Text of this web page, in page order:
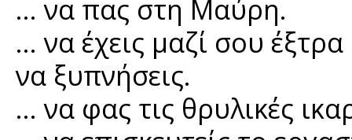
… να πας στη Μαύρη.
… να έχεις μαζί σου
να ξυπνήσεις.
… να φας τις θρυλικές